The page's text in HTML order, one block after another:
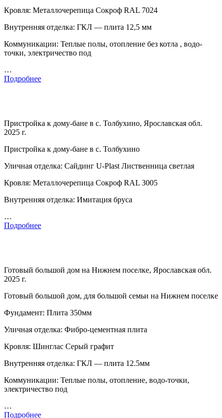
Кровля: Металлочерепица Сокроф RAL 7024
Внутренняя отделка: ГКЛ — плита 12,5 мм
Коммуникации: Теплые полы, отопление без котла , водо-
точки, электричество под
…
Подробнее
Пристройка к дому-бане в с. Толбухино, Ярославская обл.
2025 г.
Пристройка к дому-бане в с. Толбухино
Уличная отделка: Сайдинг U-Plast Лиственница светлая
Кровля: Металлочерепица Сокроф RAL 3005
Внутренняя отделка: Имитация бруса
…
Подробнее
Готовый большой дом на Нижнем поселке, Ярославская обл.
2025 г.
Готовый большой дом, для большой семьи на Нижнем поселке
Фундамент: Плита 350мм
Уличная отделка: Фибро-цементная плита
Кровля: Шинглас Серый графит
Внутренняя отделка: ГКЛ — плита 12.5мм
Коммуникации: Теплые полы, отопление, водо-точки,
электричество под
…
Подробнее